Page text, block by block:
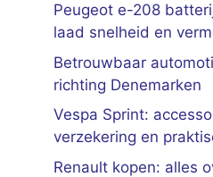
Peugeot e-208
laad snelheid en
Betrouwbaar
richting Denemarken
Vespa Sprint:
verzekering en
Renault kopen: alles